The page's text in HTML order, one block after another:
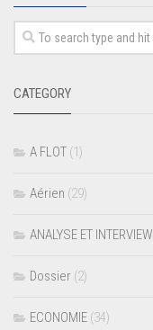
CATEGORY
A FLOT (1)
Aérien (29)
ANALYSE ET INTERVIEW
Dossier (2)
ECONOMIE (34)